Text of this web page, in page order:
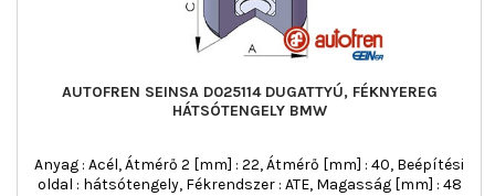
AUTOFREN SEINSA D025114 DUGATTYÚ, FÉKNYEREG
HÁTSÓTENGELY BMW
Anyag : Acél, Átmérő 2 [mm] : 22, Átmérő [mm] : 40, Beépítési
oldal : hátsótengely, Fékrendszer : ATE, Magasság [mm] : 48